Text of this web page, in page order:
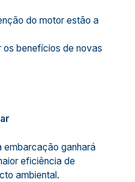
do motor estão a
os benefícios de novas
embarcação ganhará
eficiência de
ambiental.